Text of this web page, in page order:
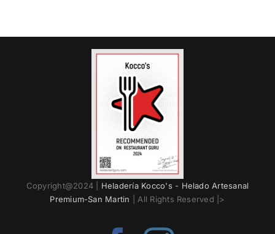
Copyright@2024 | Heladería Kocco's - Helado Artesanal
Premium-San Martin
| All Rights Reserved |>